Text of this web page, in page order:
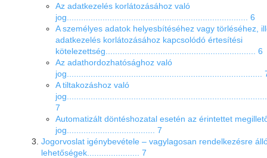
Az adatkezelés korlátozásához való
jog............................................................................ 6
A személyes adatok helyesbítéséhez vagy törléséhez,
adatkezelés korlátozásához kapcsolódó értesítési
kötelezettség............................................................... 6
Az adathordozhatósághoz való
jog..................................................................................
A tiltakozáshoz való
7
Automatizált döntéshozatal esetén az érintettet
jog..................................... 7
Jogorvoslat igénybevétele – vagylagosan rendelkezésre
lehetőségek...................... 7